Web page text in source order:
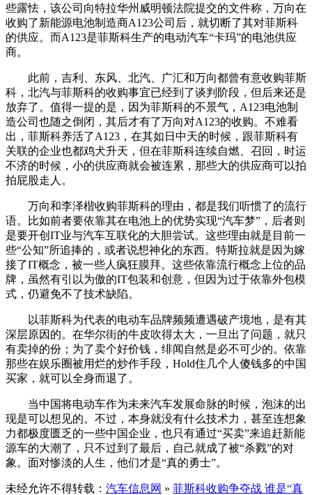
些露怯，该公司向特拉华州威明顿法院提交的文件称，万向在
收购了新能源电池制造商A123公司后，就切断了其对菲斯科
的供应。而A123是菲斯科生产的电动汽车“卡玛”的电池供应
商。
此前，吉利、东风、北汽、广汇和万向都曾有意收购菲斯
科，北汽与菲斯科的收购事宜已经到了谈判阶段，但后来还是
放弃了。值得一提的是，因为菲斯科的不景气，A123电池制
造公司也随之倒闭，其后才有了万向对A123的收购。不难看
出，菲斯科养活了A123，在其如日中天的时候，跟菲斯科有
关联的企业也都鸡犬升天，但在菲斯科连续自燃、召回，时运
不济的时候，小的供应商就会被连累，那些大的供应商可以拍
拍屁股走人。
万向和李泽楷收购菲斯科的理由，都是我们听惯了的流行
语。比如前者要依靠其在电池上的优势实现“汽车梦”，后者则
是要开创IT业与汽车互联化的大胆尝试。这些理由就是目前一
些“公知”所追捧的，或者说想神化的东西。特斯拉就是因为嫁
接了IT概念，被一些人疯狂膜拜。这些依靠流行概念上位的品
牌，虽然有引以为傲的IT包装和创意，但因为过于依靠外包模
式，仍避免不了技术缺陷。
以菲斯科为代表的电动车品牌频频遭遇破产境地，是有其
深层原因的。在华尔街的牛皮吹得太大，一旦出了问题，就只
有卖掉的份；为了卖个好价钱，绯闻自然是必不可少的。依靠
那些在娱乐圈被用烂的炒作手段，Hold住几个人傻钱多的中国
买家，就可以全身而退了。
当中国将电动车作为未来汽车发展命脉的时候，泡沫的出
现是可以想见的。不过，本身就没有什么技术力，甚至连想象
力都极度匮乏的一些中国企业，也只有通过“买卖”来追赶新能
源车的大潮了，只不过到了最后，自己就成了被“杀戮”的对
象。面对惨淡的人生，他们才是“真的勇士”。
未经允许不得转载： 汽车信息网 » 菲斯科收购争夺战 谁是“真